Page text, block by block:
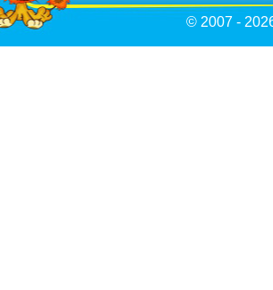
© 2007 -